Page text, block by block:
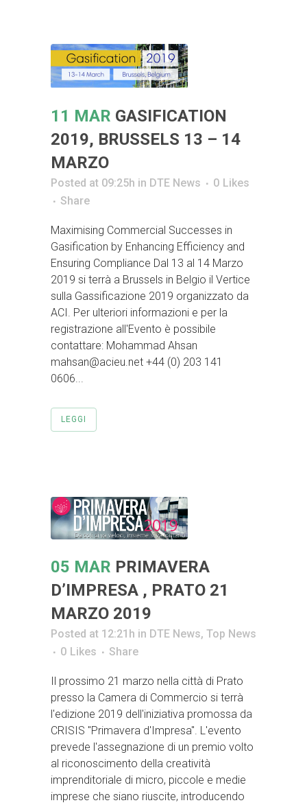
11 MAR GASIFICATION
2019, BRUSSELS 13 – 14
MARZO
Posted at 09:25h in DTE News 0 Likes
Share
Maximising Commercial Successes in
Gasification by Enhancing Efficiency and
Ensuring Compliance Dal 13 al 14 Marzo
2019 si terrà a Brussels in Belgio il Vertice
sulla Gassificazione 2019 organizzato da
ACI. Per ulteriori informazioni e per la
registrazione all'Evento è possibile
contattare: Mohammad Ahsan
mahsan@acieu.net +44 (0) 203 141
0606...
LEGGI
05 MAR PRIMAVERA
D’IMPRESA , PRATO 21
MARZO 2019
Posted at 12:21h in DTE News, Top News
0 Likes Share
Il prossimo 21 marzo nella città di Prato
presso la Camera di Commercio si terrà
l'edizione 2019 dell'iniziativa promossa da
CRISIS "Primavera d'Impresa". L'evento
prevede l'assegnazione di un premio volto
al riconoscimento della creatività
imprenditoriale di micro, piccole e medie
imprese che siano riuscite, introducendo